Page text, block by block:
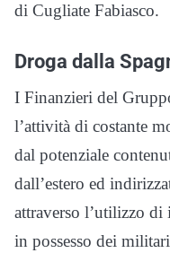
di Cugliate Fabiasco.
Droga dalla
I Finanzieri del
l’attività di costante
dal potenziale
dall’estero ed
attraverso l’utilizzo
in possesso dei